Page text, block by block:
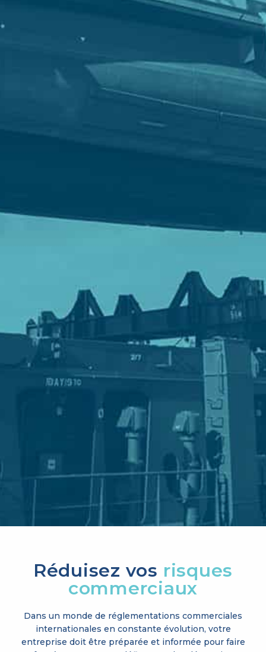
Réduisez vos risques
commerciaux
Dans un monde de réglementations commerciales
internationales en constante évolution, votre
entreprise doit être préparée et informée pour faire